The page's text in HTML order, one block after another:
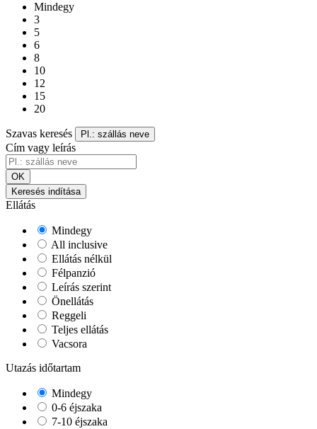
Mindegy
3
5
6
8
10
12
15
20
Szavas keresés Pl.: szállás neve
Cím vagy leírás
OK
Keresés indítása
Ellátás
Mindegy
All inclusive
Ellátás nélkül
Félpanzió
Leírás szerint
Önellátás
Reggeli
Teljes ellátás
Vacsora
Utazás időtartam
Mindegy
0-6 éjszaka
7-10 éjszaka